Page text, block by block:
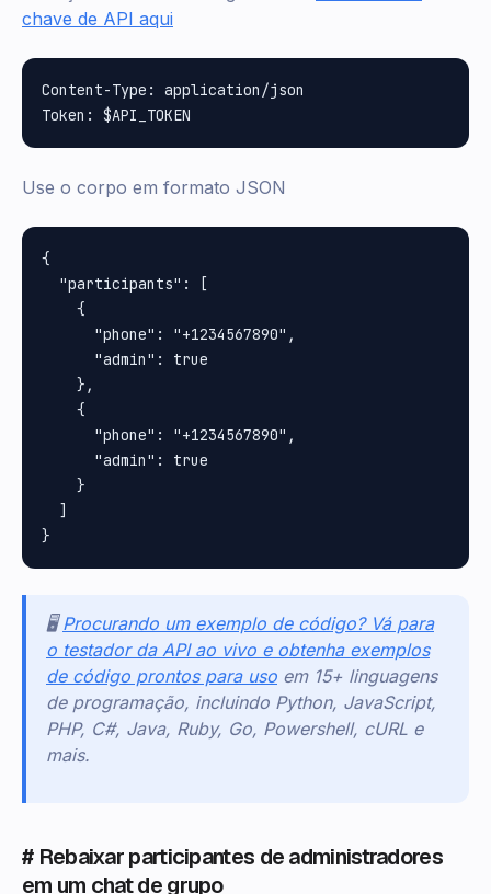
chave de API aqui
Content-Type: application/json
Use o corpo em formato JSON
{
  "participants": [
    {
      "phone": "+1234567890",
      "admin": true
    },
    {
      "phone": "+1234567890",
      "admin": true
    }
  ]
🖥️Procurando um exemplo de código? Vá para
o testador da API ao vivo e obtenha exemplos
de código prontos para uso em 15+ linguagens
de programação, incluindo Python, JavaScript,
PHP, C#, Java, Ruby, Go, Powershell, cURL e
mais.
# Rebaixar participantes de administradores
em um chat de grupo